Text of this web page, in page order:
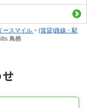
ースマイル > (賃貸)路線・駅
鳥栖